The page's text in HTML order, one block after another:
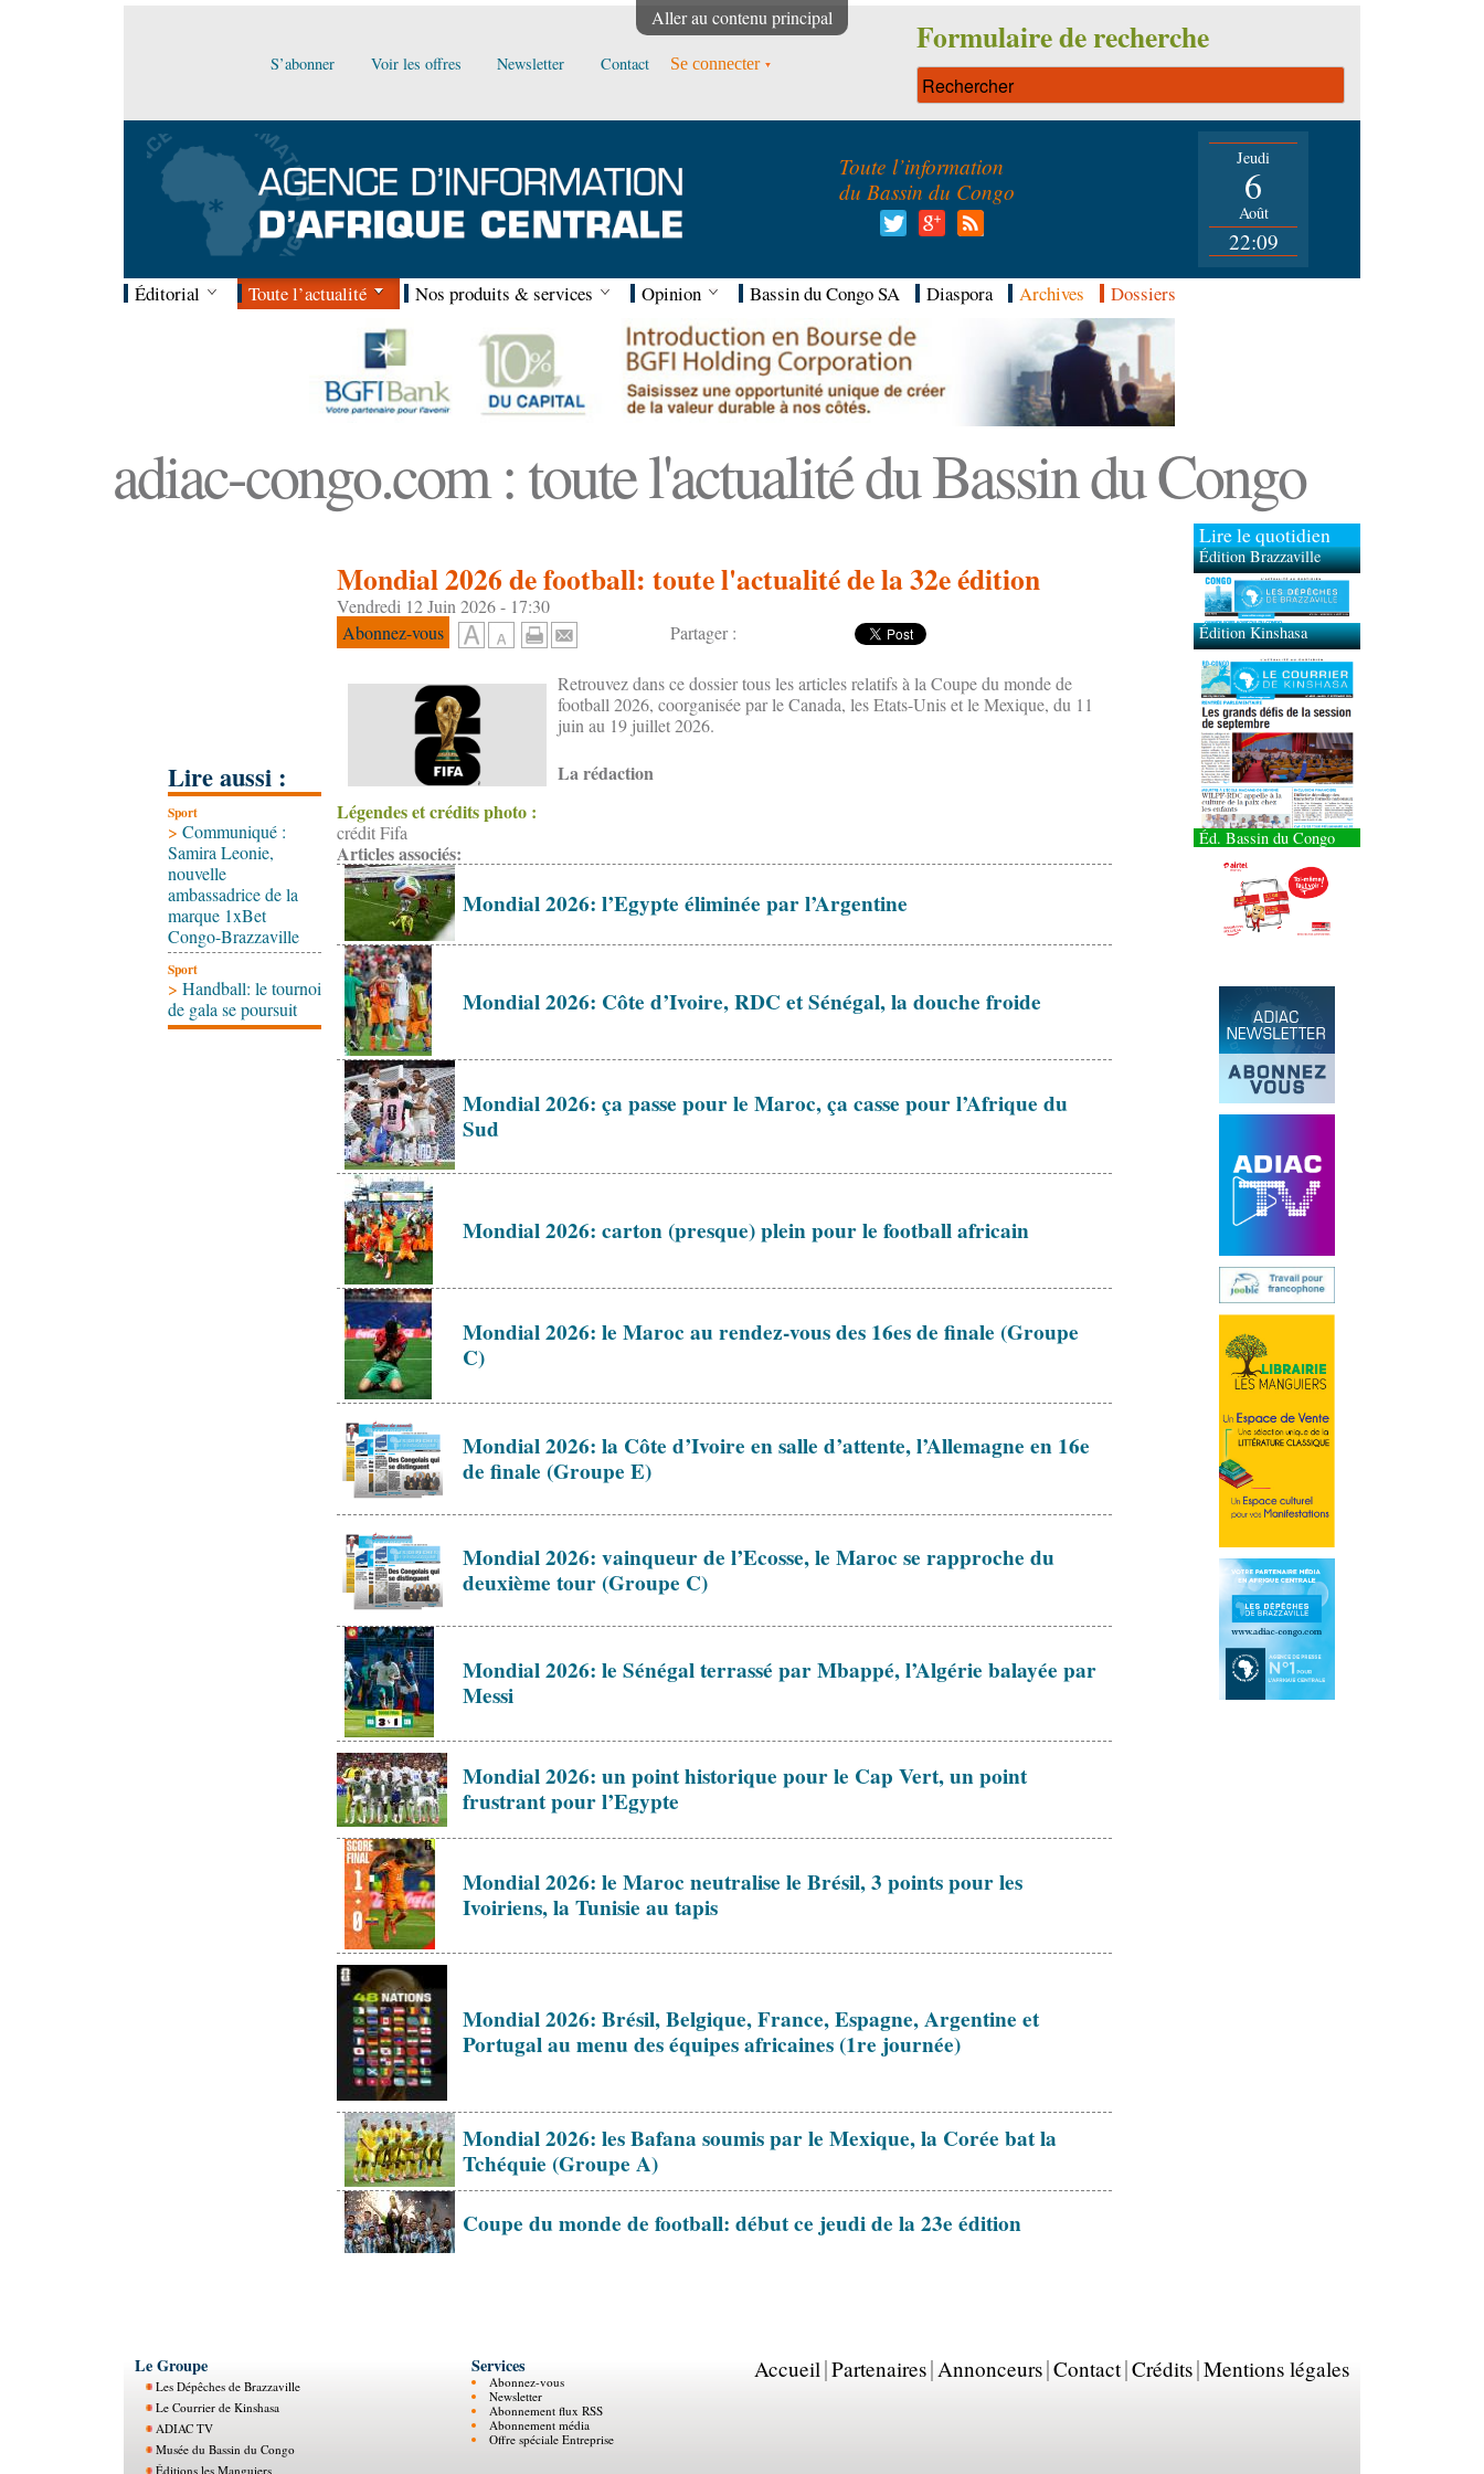
Aller au contenu principal
S’abonner Voir les offres Newsletter Contact Se connecter
Formulaire de recherche
Toute l’information
du Bassin du Congo
Jeudi
6
Août
22:09
Éditorial Toute l’actualité Nos produits & services Opinion Bassin du Congo SA Diaspora Archives Dossiers
adiac-congo.com : toute l'actualité du Bassin du Congo
Lire aussi :
Sport
> Communiqué :
Samira Leonie,
nouvelle
ambassadrice de la
marque 1xBet
Congo-Brazzaville
Sport
> Handball: le tournoi
de gala se poursuit
Mondial 2026 de football: toute l'actualité de la 32e édition
Vendredi 12 Juin 2026 - 17:30
Abonnez-vous
Partager :
Retrouvez dans ce dossier tous les articles relatifs à la Coupe du monde de
football 2026, coorganisée par le Canada, les Etats-Unis et le Mexique, du 11
juin au 19 juillet 2026.
La rédaction
Légendes et crédits photo :
crédit Fifa
Articles associés:
Mondial 2026: l’Egypte éliminée par l’Argentine
Mondial 2026: Côte d’Ivoire, RDC et Sénégal, la douche froide
Mondial 2026: ça passe pour le Maroc, ça casse pour l’Afrique du
Sud
Mondial 2026: carton (presque) plein pour le football africain
Mondial 2026: le Maroc au rendez-vous des 16es de finale (Groupe
C)
Mondial 2026: la Côte d’Ivoire en salle d’attente, l’Allemagne en 16e
de finale (Groupe E)
Mondial 2026: vainqueur de l’Ecosse, le Maroc se rapproche du
deuxième tour (Groupe C)
Mondial 2026: le Sénégal terrassé par Mbappé, l’Algérie balayée par
Messi
Mondial 2026: un point historique pour le Cap Vert, un point
frustrant pour l’Egypte
Mondial 2026: le Maroc neutralise le Brésil, 3 points pour les
Ivoiriens, la Tunisie au tapis
Mondial 2026: Brésil, Belgique, France, Espagne, Argentine et
Portugal au menu des équipes africaines (1re journée)
Mondial 2026: les Bafana soumis par le Mexique, la Corée bat la
Tchéquie (Groupe A)
Coupe du monde de football: début ce jeudi de la 23e édition
Lire le quotidien
Édition Brazzaville
Édition Kinshasa
Éd. Bassin du Congo
Accueil Partenaires Annonceurs Contact Crédits Mentions légales
Le Groupe
Les Dépêches de Brazzaville
Le Courrier de Kinshasa
ADIAC TV
Musée du Bassin du Congo
Éditions les Manguiers
Services
Abonnez-vous
Newsletter
Abonnement flux RSS
Abonnement média
Offre spéciale Entreprise